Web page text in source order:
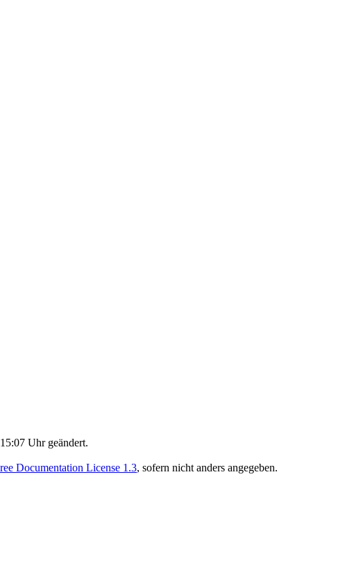
Uhr geändert.
Documentation License 1.3, sofern nicht anders angegeben.